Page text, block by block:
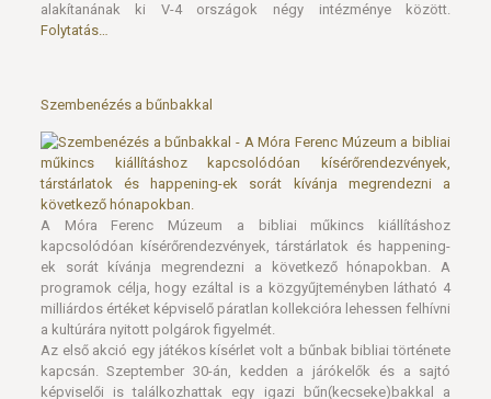
alakítanának ki V-4 országok négy intézménye között.
Folytatás…
Szembenézés a bűnbakkal
A Móra Ferenc Múzeum a bibliai műkincs kiállításhoz
kapcsolódóan kísérőrendezvények, társtárlatok és happening-
ek sorát kívánja megrendezni a következő hónapokban. A
programok célja, hogy ezáltal is a közgyűjteményben látható 4
milliárdos értéket képviselő páratlan kollekcióra lehessen felhívni
a kultúrára nyitott polgárok figyelmét.
Az első akció egy játékos kísérlet volt a bűnbak bibliai története
kapcsán. Szeptember 30-án, kedden a járókelők és a sajtó
képviselői is találkozhattak egy igazi bűn(kecseke)bakkal a